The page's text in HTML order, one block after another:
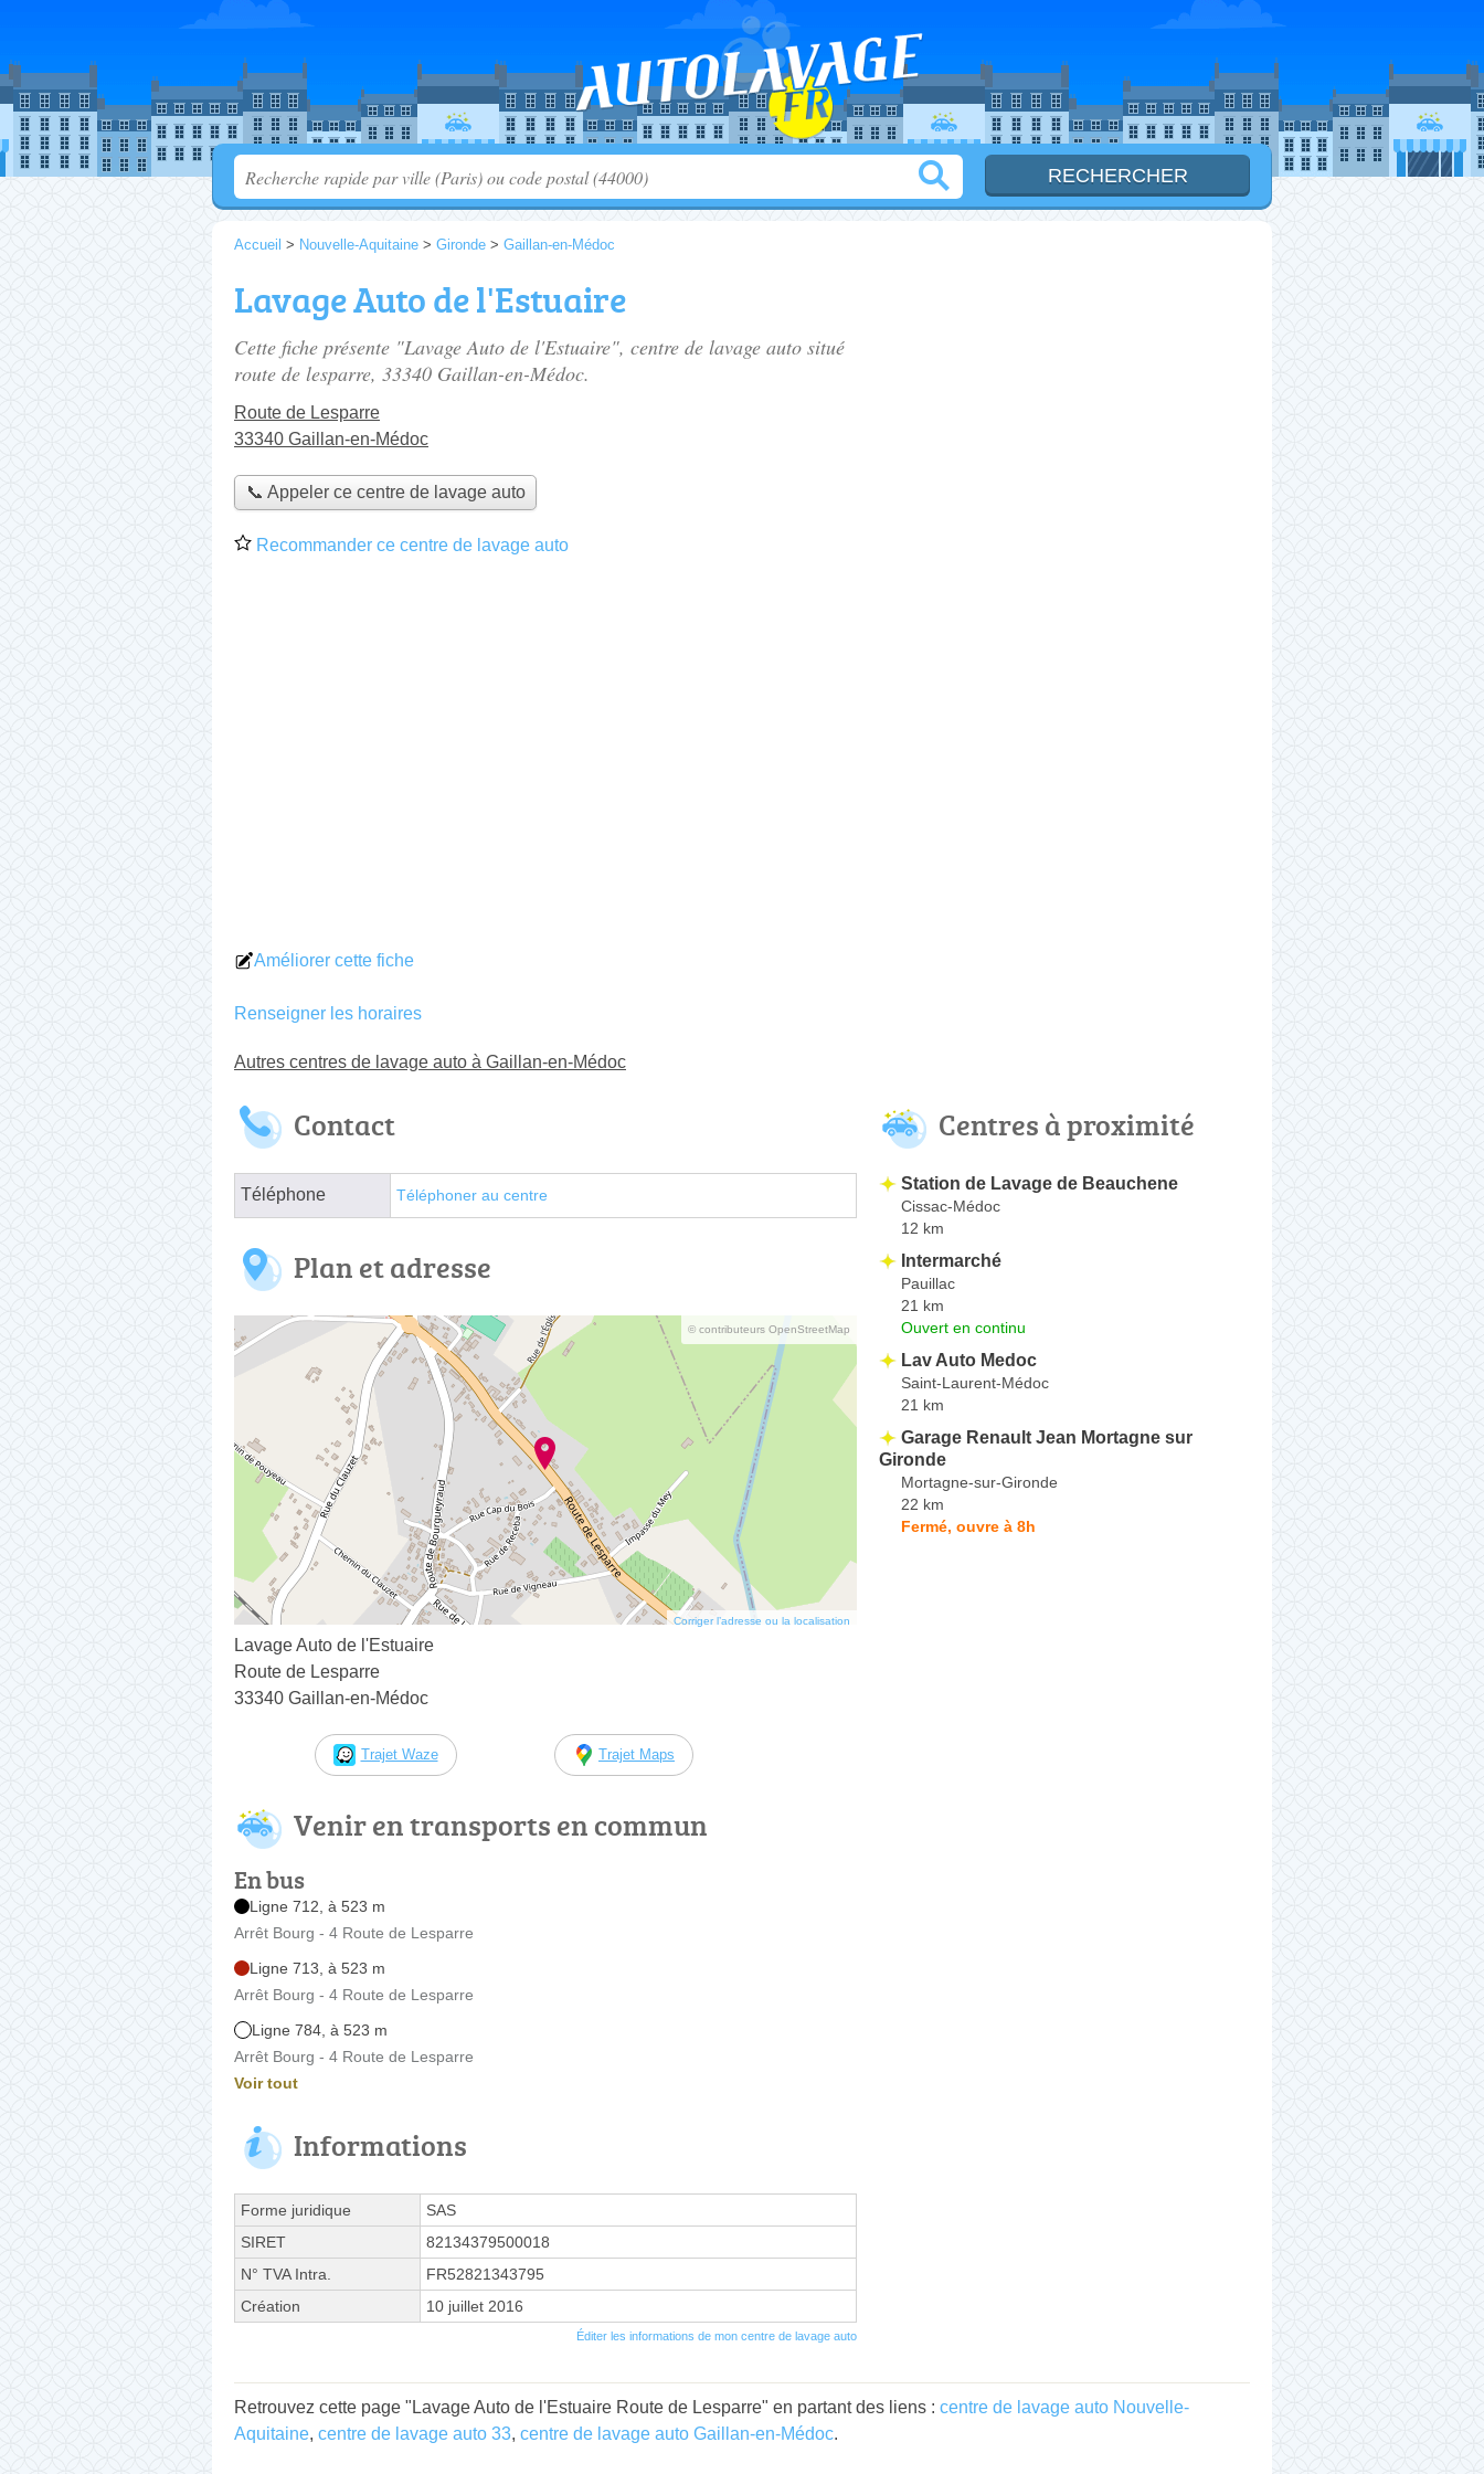
Accueil > Nouvelle-Aquitaine > Gironde > Gaillan-en-Médoc
Lavage Auto de l'Estuaire
Cette fiche présente "Lavage Auto de l'Estuaire", centre de lavage auto situé
route de lesparre, 33340 Gaillan-en-Médoc.
Route de Lesparre
33340 Gaillan-en-Médoc
📞 Appeler ce centre de lavage auto
Recommander ce centre de lavage auto
Améliorer cette fiche
Renseigner les horaires
Autres centres de lavage auto à Gaillan-en-Médoc
Contact
Téléphone Téléphoner au centre
Plan et adresse
© contributeurs OpenStreetMap
Corriger l’adresse ou la localisation
Lavage Auto de l'Estuaire
Route de Lesparre
33340 Gaillan-en-Médoc
Trajet Waze Trajet Maps
Venir en transports en commun
En bus
Ligne 712, à 523 m
Arrêt Bourg - 4 Route de Lesparre
Ligne 713, à 523 m
Arrêt Bourg - 4 Route de Lesparre
Ligne 784, à 523 m
Arrêt Bourg - 4 Route de Lesparre
Voir tout
Informations
Forme juridique
SAS
SIRET
82134379500018
N° TVA Intra.
FR52821343795
Création
10 juillet 2016
Éditer les informations de mon centre de lavage auto
Centres à proximité
Station de Lavage de Beauchene
Cissac-Médoc
12 km
Intermarché
Pauillac
21 km
Ouvert en continu
Lav Auto Medoc
Saint-Laurent-Médoc
21 km
Garage Renault Jean Mortagne sur
Gironde
Mortagne-sur-Gironde
22 km
Fermé, ouvre à 8h
Retrouvez cette page "Lavage Auto de l'Estuaire Route de Lesparre" en partant des liens : centre de lavage auto Nouvelle-
Aquitaine, centre de lavage auto 33, centre de lavage auto Gaillan-en-Médoc.